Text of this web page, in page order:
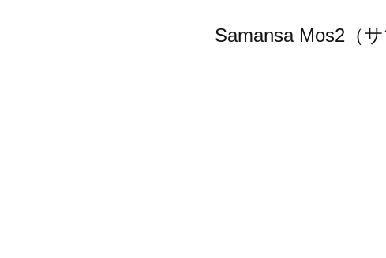
Samansa Mos2（